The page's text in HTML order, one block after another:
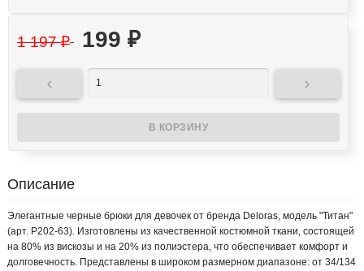
1 197₽ 199 ₽
 
Описание
Элегантные черные брюки для девочек от бренда Deloras, модель "Титан"
(арт. Р202-63). Изготовлены из качественной костюмной ткани, состоящей
на 80% из вискозы и на 20% из полиэстера, что обеспечивает комфорт и
долговечность. Представлены в широком размерном диапазоне: от 34/134